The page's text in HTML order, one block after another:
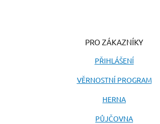
PRO ZÁKAZNÍKY
PŘIHLÁŠENÍ
VĚRNOSTNÍ PROGRAM
HERNA
PŮJČOVNA